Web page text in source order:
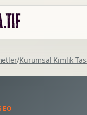
/Kurumsal Kimlik